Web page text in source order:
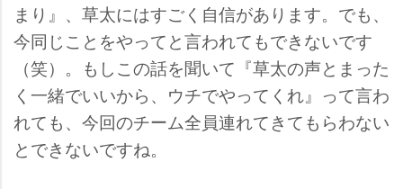
まり』、草太にはすごく自信があります。でも、
今同じことをやってと言われてもできないです
（笑）。もしこの話を聞いて『草太の声とまった
く一緒でいいから、ウチでやってくれ』って言わ
れても、今回のチーム全員連れてきてもらわない
とできないですね。